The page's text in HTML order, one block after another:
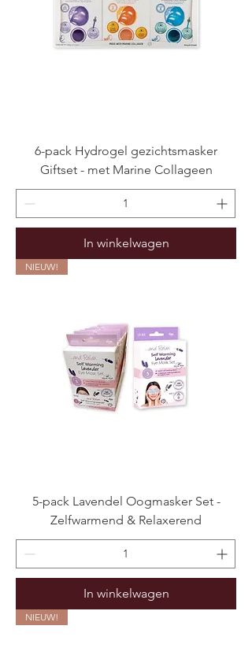
6-pack Hydrogel gezichtsmasker
Giftset - met Marine Collageen
In winkelwagen
NIEUW!
5-pack Lavendel Oogmasker Set -
Zelfwarmend & Relaxerend
In winkelwagen
NIEUW!